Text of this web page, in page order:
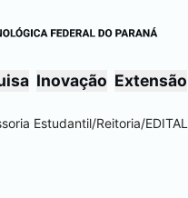
Inovação Extensão
Estudantil/Reitoria/